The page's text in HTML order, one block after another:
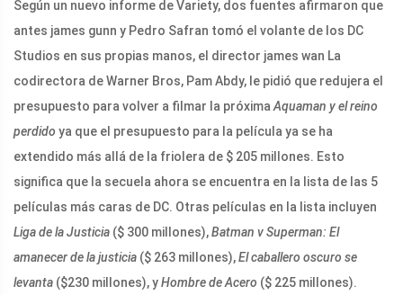
Según un nuevo informe de Variety, dos fuentes afirmaron que
antes james gunn y Pedro Safran tomó el volante de los DC
Studios en sus propias manos, el director james wan La
codirectora de Warner Bros, Pam Abdy, le pidió que redujera el
presupuesto para volver a filmar la próxima Aquaman y el reino
perdido ya que el presupuesto para la película ya se ha
extendido más allá de la friolera de $ 205 millones. Esto
significa que la secuela ahora se encuentra en la lista de las 5
películas más caras de DC. Otras películas en la lista incluyen
Liga de la Justicia ($ 300 millones),Batman v Superman: El
amanecer de la justicia ($ 263 millones),El caballero oscuro se
levanta ($230 millones), yHombre de Acero ($ 225 millones).